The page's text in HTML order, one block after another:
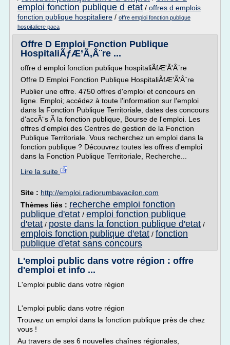
emploi fonction publique d etat / offres d emplois
fonction publique hospitaliere / offre emploi fonction publique
hospitaliere paca
Offre D Emploi Fonction Publique
HospitaliÃƒÆ’Ã‚Â¨re ...
offre d emploi fonction publique hospitaliÃfÆ'Ã'Â¨re
Offre D Emploi Fonction Publique HospitaliÃfÆ'Ã'Â¨re
Publier une offre. 4750 offres d'emploi et concours en
ligne. Emploi; accédez à toute l'information sur l'emploi
dans la Fonction Publique Territoriale, dates des concours
d'accÃ¨s Ã la fonction publique, Bourse de l'emploi. Les
offres d'emploi des Centres de gestion de la Fonction
Publique Territoriale. Vous recherchez un emploi dans la
fonction publique ? Découvrez toutes les offres d'emploi
dans la Fonction Publique Territoriale, Recherche...
Lire la suite
Site : http://emploi.radiorumbavacilon.com
Thèmes liés : recherche emploi fonction
publique d'etat / emploi fonction publique
d'etat / poste dans la fonction publique d'etat /
emplois fonction publique d'etat / fonction
publique d'etat sans concours
L'emploi public dans votre région : offre
d'emploi et info ...
L'emploi public dans votre région
L'emploi public dans votre région
Trouvez un emploi dans la fonction publique près de chez
vous !
Au travers de ses 6 nouvelles chaînes régionales,